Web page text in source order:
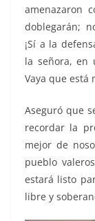
amenazaron
doblegarán;
¡Sí a la
la señora, en
Vaya que está
Aseguró que
recordar la
mejor de
pueblo
estará listo
libre y